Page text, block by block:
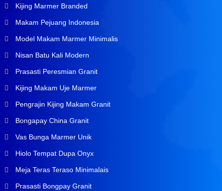
Kijing Marmer Branded
Makam Pejuang Indonesia
Model Makam Marmer Minimalis
Nisan Batu Kali Modern
Prasasti Peresmian Granit
Kijing Makam Uje Marmer
Pengrajin Kijing Makam Granit
Bongapay China Granit
Vas Bunga Marmer Unik
Hiolo Tempat Dupa Onyx
Meja Teras Teraso Minimalais
Prasasti Bongpay Granit